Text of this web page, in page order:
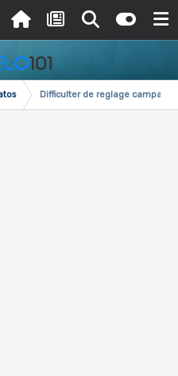
Difficulter de reglage campa